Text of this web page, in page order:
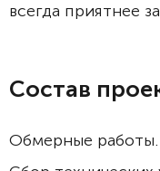
всегда приятнее
Состав
Обмерные работы.